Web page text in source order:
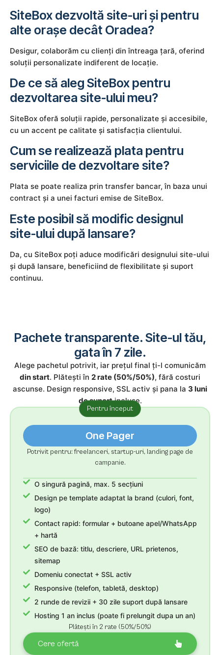
SiteBox dezvoltă site-uri și pentru
alte orașe decât Oradea?
Desigur, colaborăm cu clienți din întreaga țară, oferind
soluții personalizate indiferent de locație.
De ce să aleg SiteBox pentru
dezvoltarea site-ului meu?
SiteBox oferă soluții rapide, personalizate și accesibile,
cu un accent pe calitate și satisfacția clientului.
Cum se realizează plata pentru
serviciile de dezvoltare site?
Plata se poate realiza prin transfer bancar, în baza unui
contract și a unei facturi emise de SiteBox.
Este posibil să modific designul
site-ului după lansare?
Da, cu SiteBox poți aduce modificări designului site-ului
și după lansare, beneficiind de flexibilitate și suport
continuu.
Pachete transparente. Site-ul tău,
gata în 7 zile.
Alege pachetul potrivit, iar prețul final ți-l comunicăm
din start. Plătești în 2 rate (50%/50%), fără costuri
ascunse. Design responsive, SSL activ și pana la 3 luni
de suportincluse.
One Pager
Potrivit pentru: freelanceri, startup-uri, landing page de
campanie.
Pentru început
O singură pagină, max. 5 secțiuni
Design pe template adaptat la brand (culori, font,
logo)
Contact rapid: formular + butoane apel/WhatsApp
+ hartă
SEO de bază: titlu, descriere, URL prietenos,
sitemap
Domeniu conectat + SSL activ
Responsive (telefon, tabletă, desktop)
2 runde de revizii + 30 zile suport după lansare
Hosting 1 an inclus (poate fi prelungit dupa un an)
Plătești în 2 rate (50%/50%)
Cere ofertă